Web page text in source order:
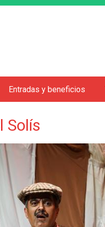
Solís
Entradas y beneficios